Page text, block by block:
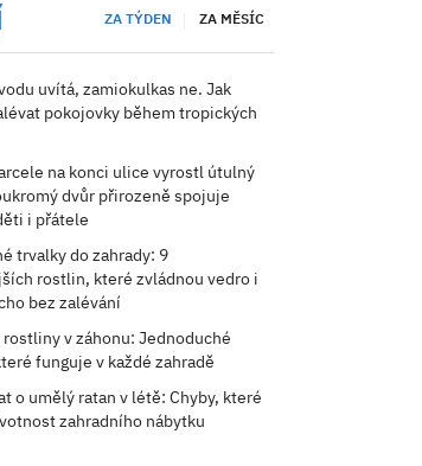
ZA TÝDEN ZA MĚSÍC
uvítá, zamiokulkas ne. Jak
pokojovky během tropických
na konci ulice vyrostl útulný
dvůr přirozeně spojuje
i přátele
trvalky do zahrady: 9
rostlin, které zvládnou vedro i
bez zalévání
v záhonu: Jednoduché
funguje v každé zahradě
o umělý ratan v létě: Chyby, které
zahradního nábytku